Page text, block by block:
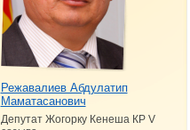
Режавалиев Абдулатип
Маматасанович
Депутат Жогорку Кенеша КР V